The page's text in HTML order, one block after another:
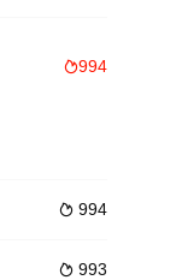
994
 994
 993